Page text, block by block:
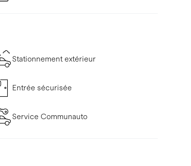
Stationnement extérieur
Entrée sécurisée
Service Communauto